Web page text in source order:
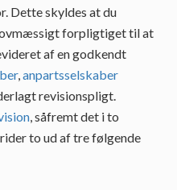
Dette skyldes at du
forpligtiget til at
af en godkendt
,anpartsselskaber
revisionspligt.
, såfremt det i to
to ud af tre følgende